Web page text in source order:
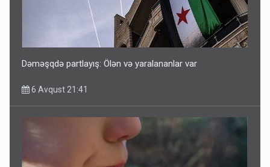
Dəməşqdə partlayış: Ölən və yaralananlar var
6 Avqust 21:41